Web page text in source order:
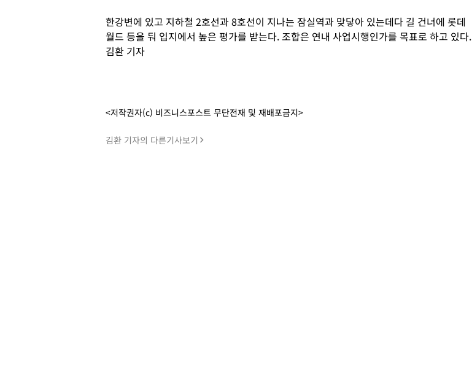
한강변에 있고 지하철 2호선과 8호선이 지나는 잠실역과 맞닿아 있는데다 길 건너에 롯데
월드 등을 둬 입지에서 높은 평가를 받는다. 조합은 연내 사업시행인가를 목표로 하고 있다.
김환 기자
<저작권자(c) 비즈니스포스트 무단전재 및 재배포금지>
김환 기자의 다른기사보기